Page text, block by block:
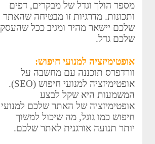
מספר הולך וגדל של מבקרים, דפים
ותכונות. מדרגיות זו מבטיחה שהאתר
שלכם יישאר מהיר ומגיב ככל שהעסק
שלכם גדל.
אופטימיזציה למנועי חיפוש:
וורדפרס תוכננה עם מחשבה על
אופטימיזציה למנועי חיפוש (SEO).
המשמעות היא שקל לבצע
אופטימיזציה של האתר שלכם למנועי
חיפוש כמו גוגל, מה שיכול למשוך
יותר תנועה אורגנית לאתר שלכם.